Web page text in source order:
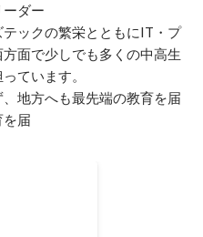
ダー
ックの繁栄とともにIT・プ
面で少しでも多くの中高生
ています。
地方へも最先端の教育を届
届